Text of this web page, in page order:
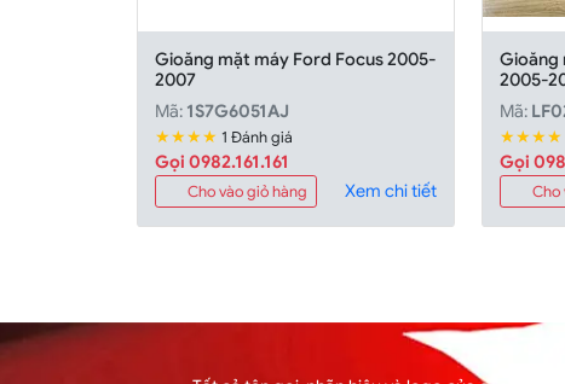
Gioăng mặt máy Ford Focus 2005-
2007
Mã: 1S7G6051AJ
★★★★ 1 Đánh giá
Gọi 0982.161.161
Cho vào giỏ hàng Xem chi tiết
Gioăng
2005-
Mã:
★★★★
Gọi
Cho